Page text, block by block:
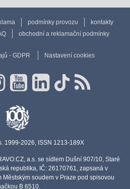
podmínky provozu
kontakty
obchodní a reklamační podmínky
- GDPR Nastavení cookies
1999-2026, ISSN 1213-189X
a.s. se sídlem Dušní 907/10, Staré
republika, IČ: 26170761, zapsaná v
soudem v Praze pod spisovou
B 6510.